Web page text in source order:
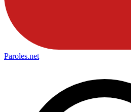
Paroles.net